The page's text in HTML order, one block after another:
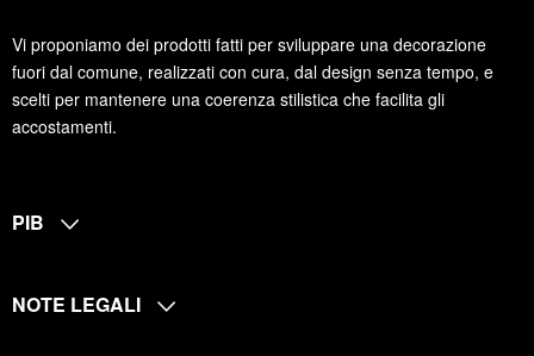
Vi proponiamo dei prodotti fatti per sviluppare una decorazione
fuori dal comune, realizzati con cura, dal design senza tempo, e
scelti per mantenere una coerenza stilistica che facilita gli
accostamenti.
PIB
NOTE LEGALI